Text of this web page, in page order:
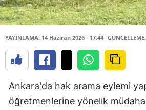
YAYINLAMA: 14 Haziran 2026 - 17:44
Ankara'da hak arama eylemi
öğretmenlerine yönelik